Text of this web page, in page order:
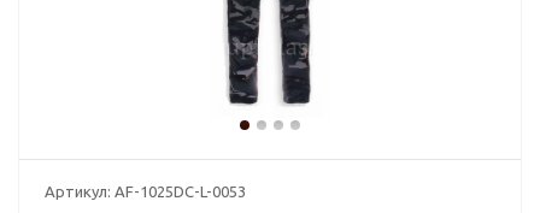
Артикул: AF-1025DC-L-0053